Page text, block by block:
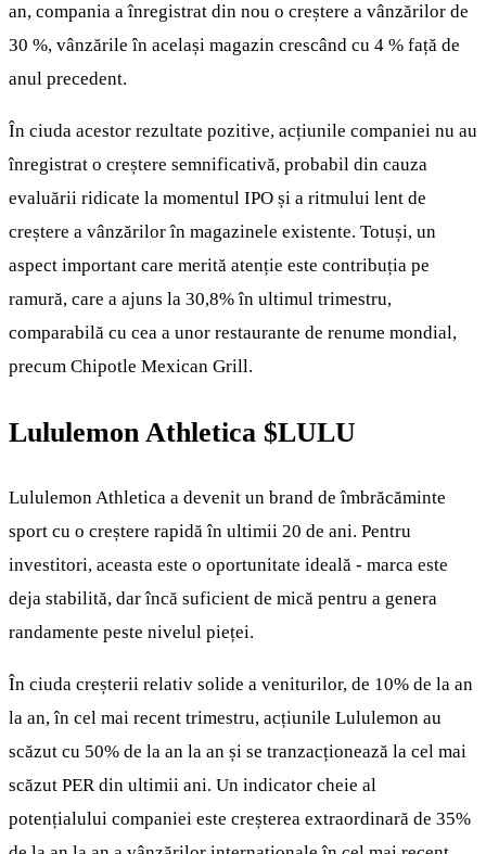
an, compania a înregistrat din nou o creștere a vânzărilor de
30 %, vânzările în același magazin crescând cu 4 % față de
anul precedent.
În ciuda acestor rezultate pozitive, acțiunile companiei nu au
înregistrat o creștere semnificativă, probabil din cauza
evaluării ridicate la momentul IPO și a ritmului lent de
creștere a vânzărilor în magazinele existente. Totuși, un
aspect important care merită atenție este contribuția pe
ramură, care a ajuns la 30,8% în ultimul trimestru,
comparabilă cu cea a unor restaurante de renume mondial,
precum Chipotle Mexican Grill.
Lululemon Athletica $LULU
Lululemon Athletica a devenit un brand de îmbrăcăminte
sport cu o creștere rapidă în ultimii 20 de ani. Pentru
investitori, aceasta este o oportunitate ideală - marca este
deja stabilită, dar încă suficient de mică pentru a genera
randamente peste nivelul pieței.
În ciuda creșterii relativ solide a veniturilor, de 10% de la an
la an, în cel mai recent trimestru, acțiunile Lululemon au
scăzut cu 50% de la an la an și se tranzacționează la cel mai
scăzut PER din ultimii ani. Un indicator cheie al
potențialului companiei este creșterea extraordinară de 35%